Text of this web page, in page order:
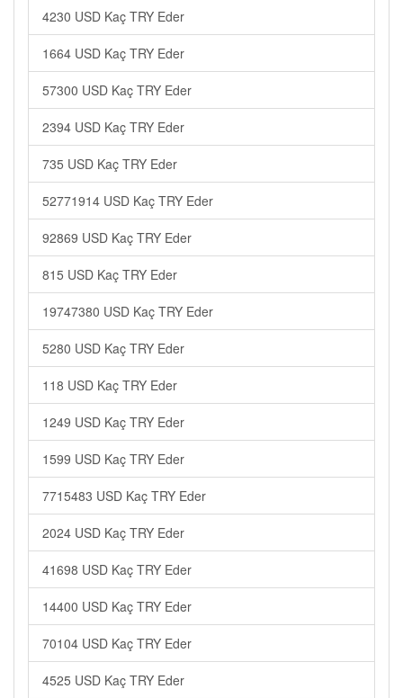
4230 USD Kaç TRY Eder
1664 USD Kaç TRY Eder
57300 USD Kaç TRY Eder
2394 USD Kaç TRY Eder
735 USD Kaç TRY Eder
52771914 USD Kaç TRY Eder
92869 USD Kaç TRY Eder
815 USD Kaç TRY Eder
19747380 USD Kaç TRY Eder
5280 USD Kaç TRY Eder
118 USD Kaç TRY Eder
1249 USD Kaç TRY Eder
1599 USD Kaç TRY Eder
7715483 USD Kaç TRY Eder
2024 USD Kaç TRY Eder
41698 USD Kaç TRY Eder
14400 USD Kaç TRY Eder
70104 USD Kaç TRY Eder
4525 USD Kaç TRY Eder